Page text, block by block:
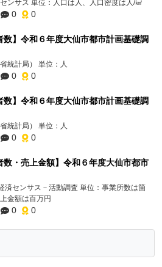
ンサス 単位：人口は人、人口密度は人/㎢
0 0
数】令和６年度大仙市都市計画基礎調
統計局） 単位：人
0 0
数】令和６年度大仙市都市計画基礎調
統計局） 単位：人
0 0
数・売上金額】令和６年度大仙市都市
済センサス－活動調査 単位：事業所数は箇
金額は百万円
0 0